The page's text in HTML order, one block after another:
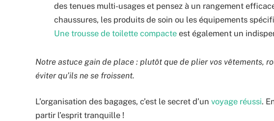
des tenues multi-usages et pensez à un rangement
chaussures, les produits de soin ou les équipements
Une trousse de toilette compacte est également un
Notre astuce gain de place : plutôt que de plier vos vêtements,
éviter qu’ils ne se froissent.
L’organisation des bagages, c’est le secret d’un voyage réussi.
partir l’esprit tranquille !